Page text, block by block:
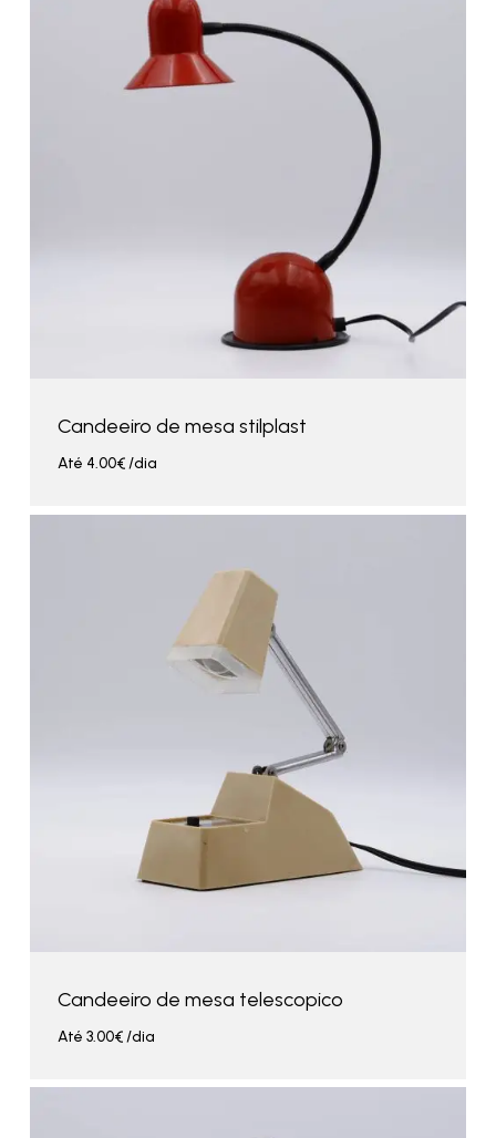
Candeeiro de mesa stilplast
Até 4.00€/dia
Candeeiro de mesa telescopico
Até 3.00€/dia